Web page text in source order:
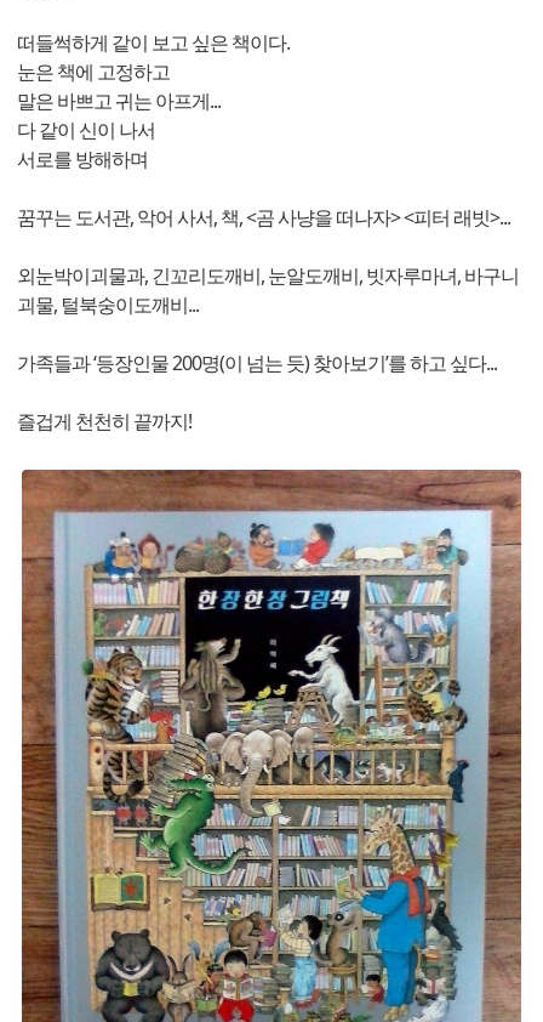
떠들썩하게 같이 보고 싶은 책이다.
눈은 책에 고정하고
말은 바쁘고 귀는 아프게...
다 같이 신이 나서
서로를 방해하며
꿈꾸는 도서관, 악어 사서, 책, <곰 사냥을 떠나자> <피터 래빗>...
외눈박이괴물과, 긴꼬리도깨비, 눈알도깨비, 빗자루마녀, 바구니
괴물, 털북숭이도깨비...
가족들과 ‘등장인물 200명(이 넘는 듯) 찾아보기’를 하고 싶다...
즐겁게 천천히 끝까지!